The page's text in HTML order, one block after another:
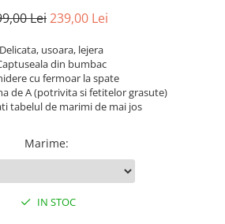
Lei239,00 Lei
usoara, lejera
din bumbac
cu fermoar la spate
de A (potrivita si fetitelor grasute)
tabelul de marimi de mai jos
Marime:
IN STOC